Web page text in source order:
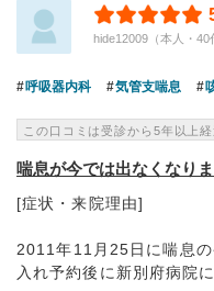
hide12009（本人・40
呼吸器内科 気管支喘息
この口コミは受診から5年以上経
喘息が今では出なくなり
[症状・来院理由]
2011年11月25日に喘息
入れ予約後に新別府病院